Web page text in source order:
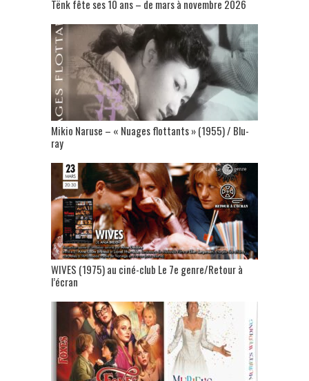
Tënk fête ses 10 ans – de mars à novembre 2026
Mikio Naruse – « Nuages flottants » (1955) / Blu-
ray
WIVES (1975) au ciné-club Le 7e genre/Retour à
l’écran